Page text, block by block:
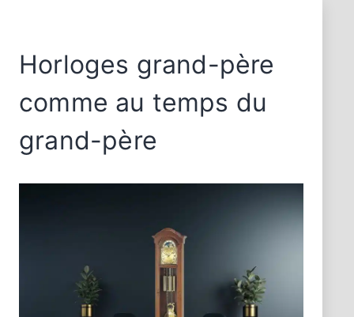
Horloges grand-père
comme au temps du
grand-père